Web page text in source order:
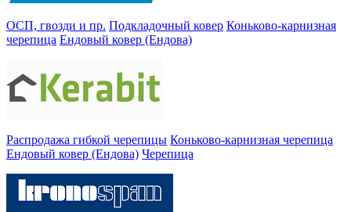
ОСП, гвозди и пр. Подкладочный ковер Коньково-карнизная
черепица Ендовый ковер (Ендова)
Распродажа гибкой черепицы Коньково-карнизная черепица
Ендовый ковер (Ендова) Черепица